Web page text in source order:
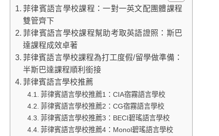
菲律賓語言學校課程：一對一英文配團體課程
雙管齊下
菲律賓語言學校課程幫助考取英語證照：斯巴
達課程成效卓著
菲律賓語言學校課程為打工度假/留學做準備：
半斯巴達課程順利銜接
菲律賓語言學校推薦
菲律賓語言學校推薦1：CIA宿霧語言學校
菲律賓語言學校推薦2：CG宿霧語言學校
菲律賓語言學校推薦3：BECI碧瑤語言學校
菲律賓語言學校推薦4：Monol碧瑤語言學校